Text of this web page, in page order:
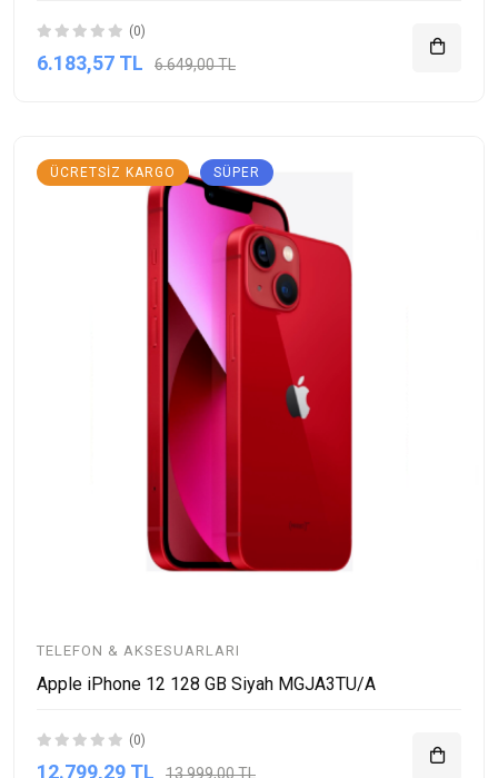
(0)
6.183,57 TL 6.649,00 TL
ÜCRETSIZ KARGO SÜPER
TELEFON & AKSESUARLARI
Apple iPhone 12 128 GB Siyah MGJA3TU/A
(0)
12.799,29 TL 13.999,00 TL